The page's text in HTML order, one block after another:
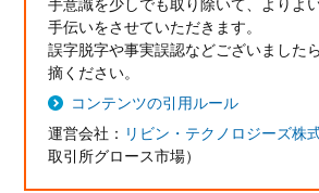
手伝いをさせていただきます。
誤字脱字や事実誤認などございました
摘ください。
コンテンツの引用ルール
運営会社： リビン・テクノロジーズ株
取引所グロース市場）